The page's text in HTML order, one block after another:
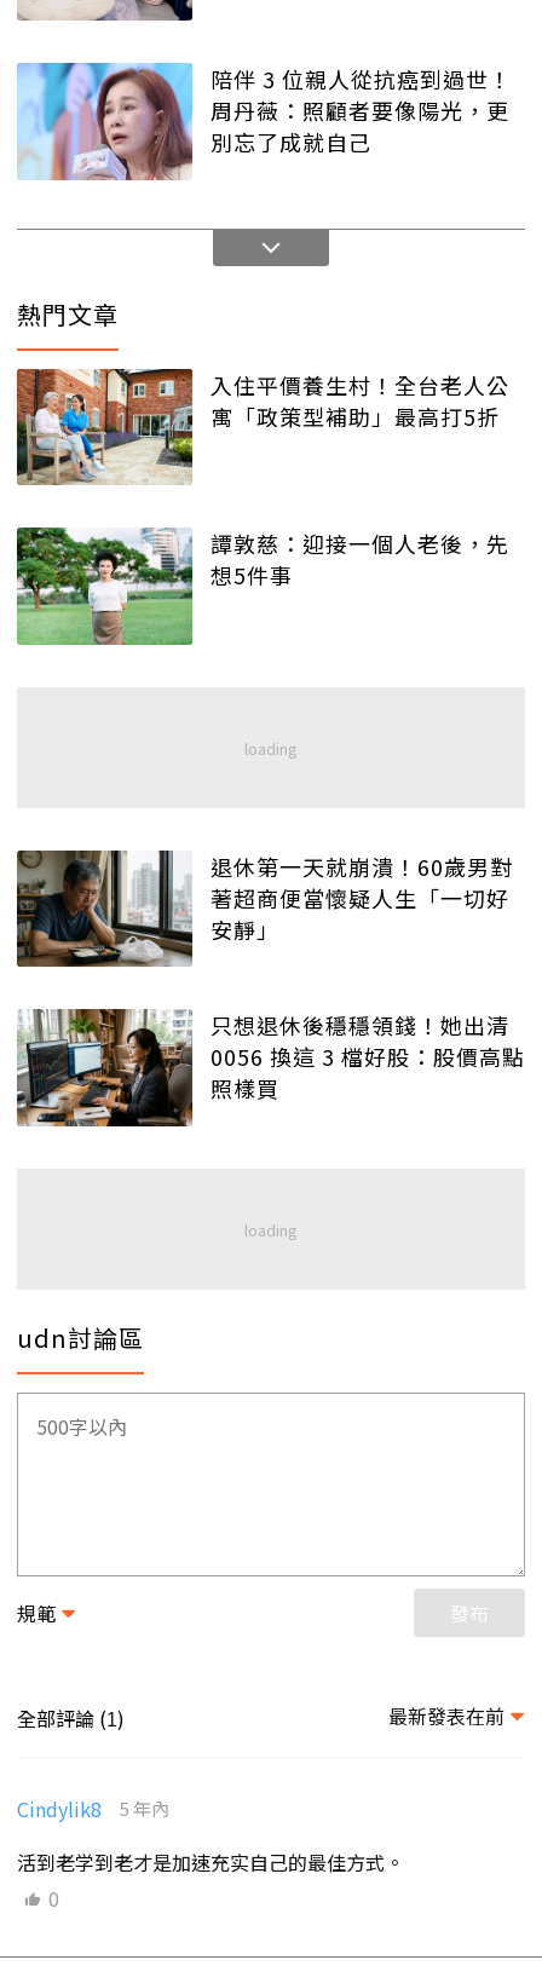
陪伴 3 位親人從抗癌到過世！
周丹薇：照顧者要像陽光，更
別忘了成就自己
熱門文章
入住平價養生村！全台老人公
寓「政策型補助」最高打5折
譚敦慈：迎接一個人老後，先
想5件事
退休第一天就崩潰！60歲男對
著超商便當懷疑人生「一切好
安靜」
只想退休後穩穩領錢！她出清
0056 換這 3 檔好股：股價高點
照樣買
udn討論區
規範 發布
全部評論 (1) 最新發表在前
Cindylik8 5 年內
活到老学到老才是加速充实自己的最佳方式。
0